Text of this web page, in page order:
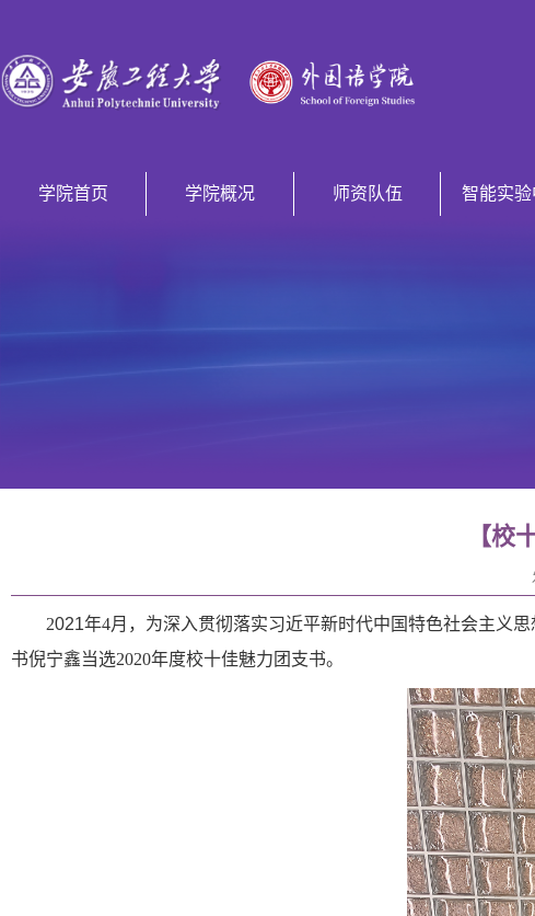
学院首页 学院概况 师资队伍 智能实
【校
2021年4月，为深入贯彻落实习近平新时代中国特色社会主义
书倪宁鑫当选2020年度校十佳魅力团支书。